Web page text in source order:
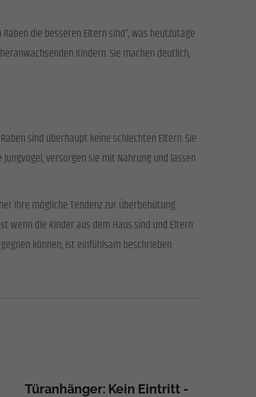
die besseren Eltern sind“, was heutzutage
Kindern. Sie machen deutlich,
sind überhaupt keine schlechten Eltern. Sie
versorgen sie mit Nahrung und lassen
Ihre mögliche Tendenz zur Überbehütung
wenn die Kinder aus dem Haus sind und Eltern
können, ist einfühlsam beschrieben.
Türanhänger: Kein Eintritt -